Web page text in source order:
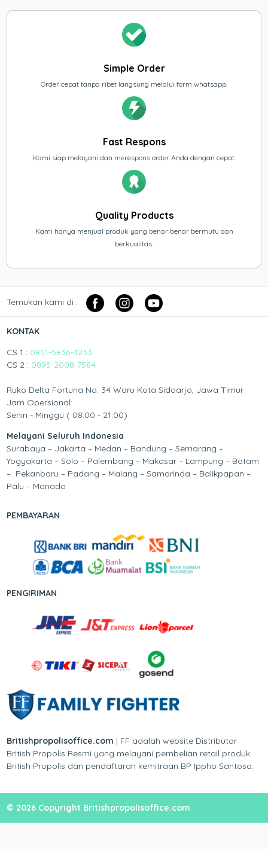
Simple Order
Order cepat tanpa ribet langsung melalui form whatsapp.
Fast Respons
Kami siap melayani dan merespons order Anda dengan cepat.
Quality Products
Kami hanya menjual produk yang benar benar bermutu dan
berkualitas.
Temukan kami di :
KONTAK
CS 1 : 0851-5836-4233
CS 2 : 0895-2008-7584
Ruko Delta Fortuna No. 34 Waru Kota Sidoarjo, Jawa Timur
Jam Opersional:
Senin - Minggu ( 08:00 - 21:00)
Melayani Seluruh Indonesia
Surabaya – Jakarta – Medan – Bandung – Semarang –
Yogyakarta – Solo – Palembang – Makasar – Lampung – Batam
– Pekanbaru – Padang – Malang – Samarinda – Balikpapan –
Palu – Manado
PEMBAYARAN
PENGIRIMAN
Britishpropolisoffice.com | FF adalah website Distributor
British Propolis Resmi yang melayani pembelian retail produk
British Propolis dan pendaftaran kemitraan BP Ippho Santosa.
© 2026 Copyright Britishpropolisoffice.com